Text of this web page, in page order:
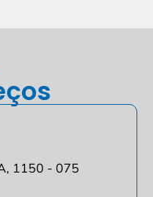
1150 - 075